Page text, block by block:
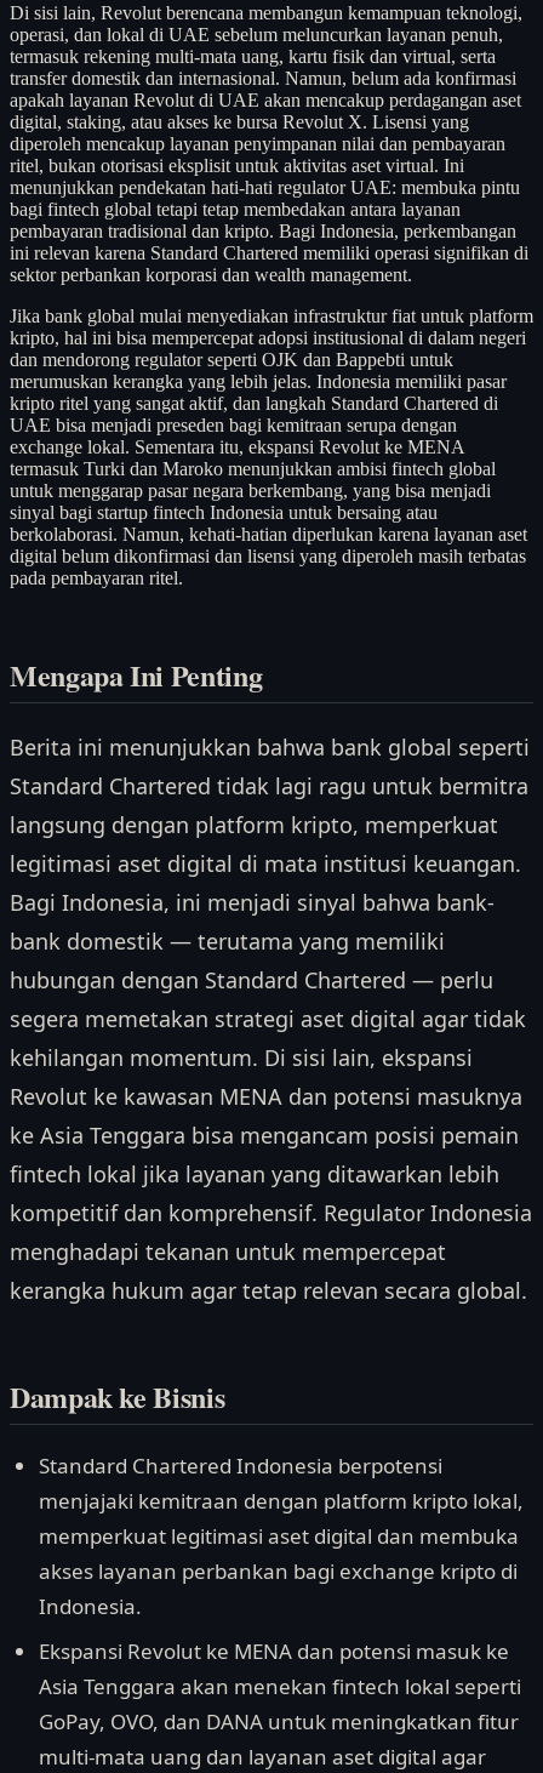
Di sisi lain, Revolut berencana membangun kemampuan teknologi,
operasi, dan lokal di UAE sebelum meluncurkan layanan penuh,
termasuk rekening multi-mata uang, kartu fisik dan virtual, serta
transfer domestik dan internasional. Namun, belum ada konfirmasi
apakah layanan Revolut di UAE akan mencakup perdagangan aset
digital, staking, atau akses ke bursa Revolut X. Lisensi yang
diperoleh mencakup layanan penyimpanan nilai dan pembayaran
ritel, bukan otorisasi eksplisit untuk aktivitas aset virtual. Ini
menunjukkan pendekatan hati-hati regulator UAE: membuka pintu
bagi fintech global tetapi tetap membedakan antara layanan
pembayaran tradisional dan kripto. Bagi Indonesia, perkembangan
ini relevan karena Standard Chartered memiliki operasi signifikan di
sektor perbankan korporasi dan wealth management.
Jika bank global mulai menyediakan infrastruktur fiat untuk platform
kripto, hal ini bisa mempercepat adopsi institusional di dalam negeri
dan mendorong regulator seperti OJK dan Bappebti untuk
merumuskan kerangka yang lebih jelas. Indonesia memiliki pasar
kripto ritel yang sangat aktif, dan langkah Standard Chartered di
UAE bisa menjadi preseden bagi kemitraan serupa dengan
exchange lokal. Sementara itu, ekspansi Revolut ke MENA
termasuk Turki dan Maroko menunjukkan ambisi fintech global
untuk menggarap pasar negara berkembang, yang bisa menjadi
sinyal bagi startup fintech Indonesia untuk bersaing atau
berkolaborasi. Namun, kehati-hatian diperlukan karena layanan aset
digital belum dikonfirmasi dan lisensi yang diperoleh masih terbatas
pada pembayaran ritel.
Mengapa Ini Penting
Berita ini menunjukkan bahwa bank global seperti
Standard Chartered tidak lagi ragu untuk bermitra
langsung dengan platform kripto, memperkuat
legitimasi aset digital di mata institusi keuangan.
Bagi Indonesia, ini menjadi sinyal bahwa bank-
bank domestik — terutama yang memiliki
hubungan dengan Standard Chartered — perlu
segera memetakan strategi aset digital agar tidak
kehilangan momentum. Di sisi lain, ekspansi
Revolut ke kawasan MENA dan potensi masuknya
ke Asia Tenggara bisa mengancam posisi pemain
fintech lokal jika layanan yang ditawarkan lebih
kompetitif dan komprehensif. Regulator Indonesia
menghadapi tekanan untuk mempercepat
kerangka hukum agar tetap relevan secara global.
Dampak ke Bisnis
Standard Chartered Indonesia berpotensi
menjajaki kemitraan dengan platform kripto lokal,
memperkuat legitimasi aset digital dan membuka
akses layanan perbankan bagi exchange kripto di
Indonesia.
Ekspansi Revolut ke MENA dan potensi masuk ke
Asia Tenggara akan menekan fintech lokal seperti
GoPay, OVO, dan DANA untuk meningkatkan fitur
multi-mata uang dan layanan aset digital agar